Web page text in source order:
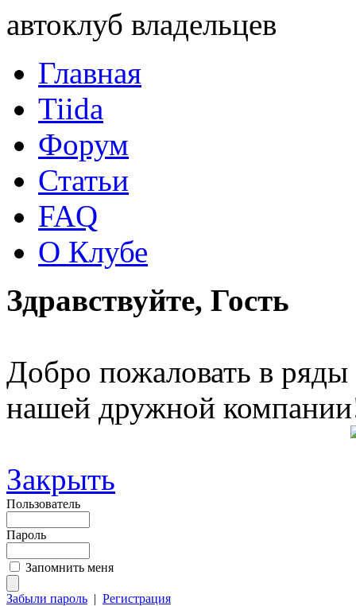
автоклуб владельцев
Главная
Tiida
Форум
Статьи
FAQ
О Клубе
Здравствуйте, Гость
Добро пожаловать в ряды
нашей дружной
Закрыть
Пользователь
Пароль
Запомнить меня
Забыли пароль | Регистрация